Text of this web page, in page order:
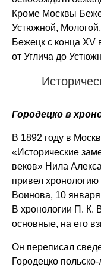
Кроме Москвы
Устюжной,
Бежецк с конца XV
от Углича до
Городецко в
В 1892 году в
«Исторические
веков» Нила
привел
Воинова, 10
В хронологии П. К.
основные, на его
Он переписал
Городецко